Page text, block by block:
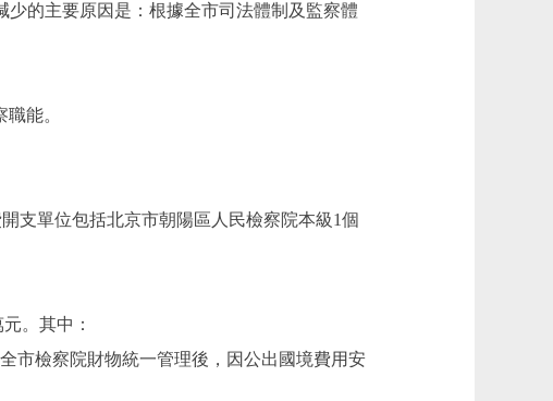
的主要原因是：根據全市司法體制及監察體
能。
單位包括北京市朝陽區人民檢察院本級1個
。其中：
市檢察院財物統一管理後，因公出國境費用安